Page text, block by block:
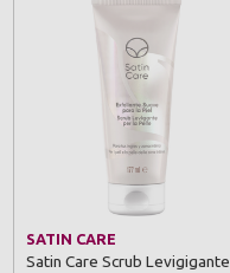
SATIN CARE
Satin Care Scrub Levigigante